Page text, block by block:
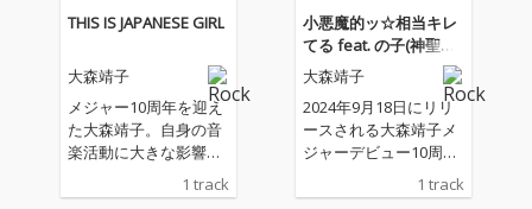
「THIS IS JAPANESE GI
RL」をデビュー日であ
る9月18日にリリー
ス。「幸内炎」はこの
アルバムを引っ提げ11
月から開催が決定して
いるツアーを共にする
ディングされた楽曲。
THIS IS JAPANESE GIRL
大森靖子
メジャー10周年を迎え
た大森靖子。自身の音
楽活動に大きな影響を
く♂との共作楽曲「ミ
1 track
小悪魔的ッ☆相当キレ
てる feat. の子(神聖か
まってちゃん)
大森靖子
2024年9月18日にリリ
ースされる大森靖子メ
ジャーデビュー10周年
記念アルバム「THIS IS
JAPANESE GIRL」に収
1 track